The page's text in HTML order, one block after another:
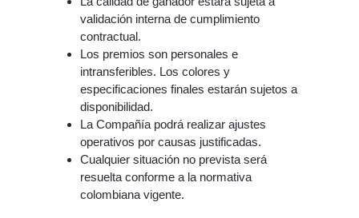
validación interna de cumplimiento
contractual.
Los premios son personales e
intransferibles. Los colores y
especificaciones finales estarán sujetos a
disponibilidad.
La Compañía podrá realizar ajustes
operativos por causas justificadas.
Cualquier situación no prevista será
resuelta conforme a la normativa
colombiana vigente.